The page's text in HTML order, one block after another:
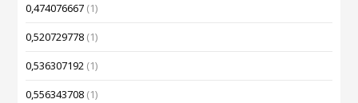
0,474076667 (1)
0,520729778 (1)
0,536307192 (1)
0,556343708 (1)